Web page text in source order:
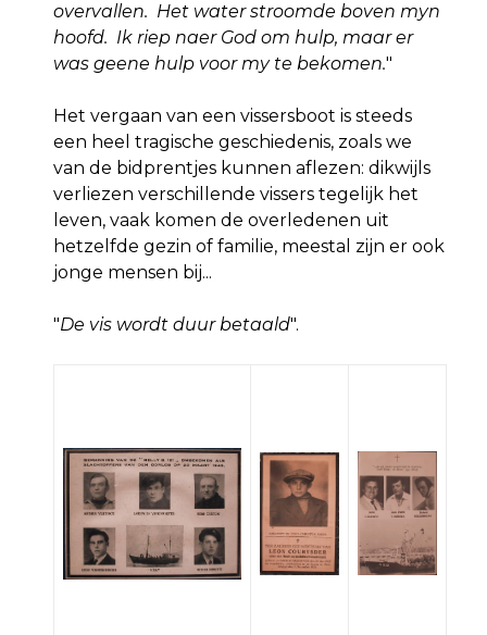
overvallen. Het water stroomde boven myn
hoofd. Ik riep naer God om hulp, maar er
was geene hulp voor my te bekomen."
Het vergaan van een vissersboot is steeds
een heel tragische geschiedenis, zoals we
van de bidprentjes kunnen aflezen: dikwijls
verliezen verschillende vissers tegelijk het
leven, vaak komen de overledenen uit
hetzelfde gezin of familie, meestal zijn er ook
jonge mensen bij...
"De vis wordt duur betaald".